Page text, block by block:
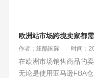
欧洲站市场跨境卖家都
作者：纽酷国际 时间：
在欧洲市场销售商品的
无论是使用亚马逊FBA